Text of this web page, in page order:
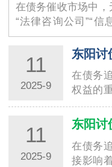
在债务催收市场中
“法律咨询公司”“信
衣，其隐蔽性极强的
陷阱。这些机构看
11
2025-9
在债务
权益的
具的熟
规性。
与个人
讨债经…
11
2025-9
在债务
接影响